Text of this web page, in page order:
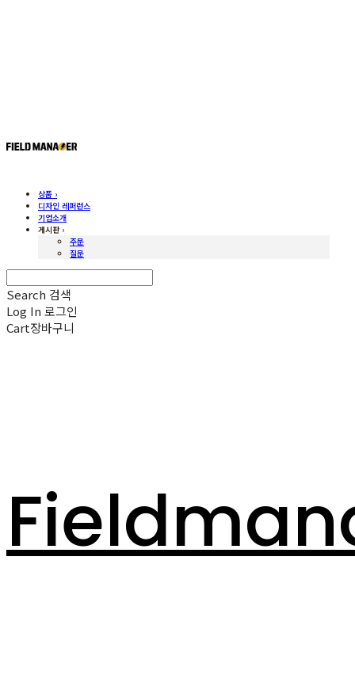
상품 ›
디자인 레퍼런스
기업소개
게시판 ›
주문
질문
Search 검색
Log In 로그인
Cart장바구니